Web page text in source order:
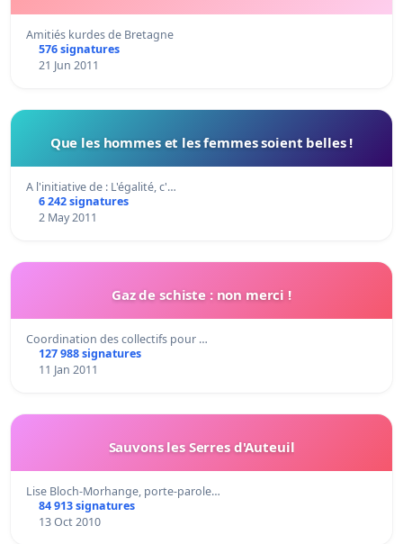
Amitiés kurdes de Bretagne
576 signatures
21 Jun 2011
Que les hommes et les femmes soient belles !
A l'initiative de : L'égalité, c'…
6 242 signatures
2 May 2011
Gaz de schiste : non merci !
Coordination des collectifs pour …
127 988 signatures
11 Jan 2011
Sauvons les Serres d'Auteuil
Lise Bloch-Morhange, porte-parole…
84 913 signatures
13 Oct 2010